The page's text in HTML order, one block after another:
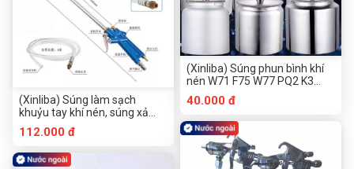
(Xinliba) Súng làm sạch
khuỷu tay khí nén, súng xả
động cơ ô tô, súng thổi bụi
hợp kim, súng phun nước,
súng phun điều hòa không khí
112.000 đ
(Xinliba) Súng phun bình khí
nén W71 F75 W77 PQ2 K3
Bình trên và dưới phổ thông
Bình đơn
40.000 đ